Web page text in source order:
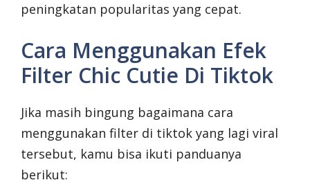
peningkatan popularitas yang cepat.
Cara Menggunakan Efek
Filter Chic Cutie Di Tiktok
Jika masih bingung bagaimana cara
menggunakan filter di tiktok yang lagi viral
tersebut, kamu bisa ikuti panduanya
berikut: